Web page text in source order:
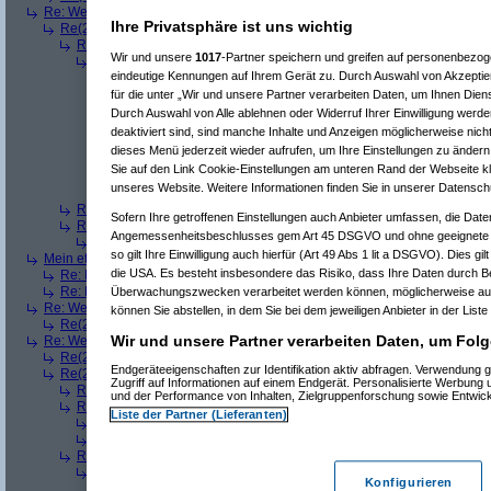
Re: Welches ETWAS hab ihr bekommen..
Re(2): Welches ETWAS hab ihr bekommen..(ddrobesch
Re(3): Welches ETWAS hab ihr bekommen..
Re(4): Welches ETWAS hab ihr bekommen..(Games2Gameam
Re(5): Welches ETWAS hab ihr bekommen..(ddrobescham
Re(6): Welches ETWAS hab ihr bekommen..(q.e.d.am
Re(5): Welches ETWAS hab ihr bekommen..(q.e.d.am
Re(6): Welches ETWAS hab ihr bekommen..(Games2Game
Re(7): Welches ETWAS hab ihr bekommen..
am
Re(8): Welches ETWAS hab ihr bekommen..
Re(9): Welches ETWAS hab ihr bekommen..(q.e.d.
Re(5): Welches ETWAS hab ihr bekommen..(monster23am
Re(3): Welches ETWAS hab ihr bekommen.. ( Diall
am 23.12.2008,
Re(3): Welches ETWAS hab ihr bekommen..(Madleram 23.12.2008,
Re(4): Welches ETWAS hab ihr bekommen..(Games2Gameam
Mein etwas(Winnie_Pooham 23.12.2008, 09:12:01)
Re: Mein etwas(dizoam 23.12.2008, 09:24:29)
Re: Mein etwas(q.e.d.am 23.12.2008, 09:40:58)
Re: Welches ETWAS hab ihr bekommen..( Dimmuam 23.12.2008,
Re(2): Welches ETWAS hab ihr bekommen..
Re: Welches ETWAS hab ihr bekommen..(markuz90am 23.12.2008,
Re(2): Welches ETWAS hab ihr bekommen..
Re(2): Welches ETWAS hab ihr bekommen..(BlackShadow am
Re(3): Welches ETWAS hab ihr bekommen..(User6465am
Re(3): Welches ETWAS hab ihr bekommen.. ( Flo061180
Re(4): Welches ETWAS hab ihr bekommen..
Re(3): Welches ETWAS hab ihr bekommen..
Ihre Privatsphäre ist uns wichtig
Wir und unsere 1017-Partner speichern und greifen auf
eindeutige Kennungen auf Ihrem Gerät zu. Durch Auswahl von
für die unter „Wir und unsere Partner verarbeiten Daten, um Ihnen
Durch Auswahl von Alle ablehnen oder Widerruf Ihrer Einwilligung
deaktiviert sind, sind manche Inhalte und Anzeigen möglicherweise
dieses Menü jederzeit wieder aufrufen, um Ihre Einstellungen zu
Sie auf den Link Cookie-Einstellungen am unteren Rand der Webseite
unseres Website. Weitere Informationen finden Sie in unserer
Sofern Ihre getroffenen Einstellungen auch Anbieter umfassen, die
Angemessenheitsbeschlusses gem Art 45 DSGVO und ohne
so gilt Ihre Einwilligung auch hierfür (Art 49 Abs 1 lit a DSGVO). Dies
die USA. Es besteht insbesondere das Risiko, dass Ihre Daten durch
Überwachungszwecken verarbeitet werden können, möglicherweise
können Sie abstellen, in dem Sie bei dem jeweiligen Anbieter in der
Wir und unsere Partner verarbeiten Daten, um
Endgeräteeigenschaften zur Identifikation aktiv abfragen. Verwendung
Zugriff auf Informationen auf einem Endgerät. Personalisierte Werbung
und der Performance von Inhalten, Zielgruppenforschung sowie
Liste der Partner (Lieferanten)
Konfigurieren